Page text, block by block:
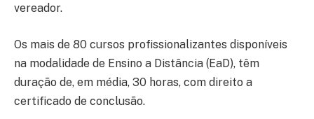
vereador.
Os mais de 80 cursos profissionalizantes disponíveis
na modalidade de Ensino a Distância (EaD), têm
duração de, em média, 30 horas, com direito a
certificado de conclusão.